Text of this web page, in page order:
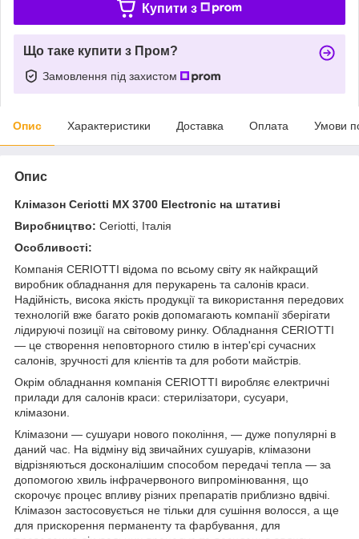
Купити з
Що таке купити з Пром?
Замовлення під захистом
Опис Характеристики Доставка Оплата Умови
Опис
Клімазон Ceriotti МX 3700 Electronic на штативі
Виробництво: Ceriotti, Італія
Особливості:
Компанія CERIOTTI відома по всьому світу як найкращий
виробник обладнання для перукарень та салонів краси.
Надійність, висока якість продукції та використання передових
технологій вже багато років допомагають компанії зберігати
лідируючі позиції на світовому ринку. Обладнання CERIOTTI
— це створення неповторного стилю в інтер'єрі сучасних
салонів, зручності для клієнтів та для роботи майстрів.
Окрім обладнання компанія CERIOTTI виробляє електричні
прилади для салонів краси: стерилізатори, сусуари,
клімазони.
Клімазони — сушуари нового покоління, — дуже популярні в
даний час. На відміну від звичайних сушуарів, клімазони
відрізняються досконалішим способом передачі тепла — за
допомогою хвиль інфрачервоного випромінювання, що
скорочує процес впливу різних препаратів приблизно вдвічі.
Клімазон застосовується не тільки для сушіння волосся, а ще
для прискорення перманенту та фарбування, для